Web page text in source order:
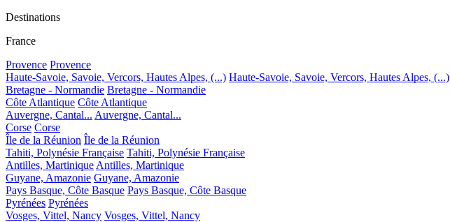
Destinations
France
Provence Provence
Haute-Savoie, Savoie, Vercors, Hautes Alpes, (...) Haute-Savoie, Savoie, Vercors, Hautes Alpes, (...)
Bretagne - Normandie Bretagne - Normandie
Côte Atlantique Côte Atlantique
Auvergne, Cantal... Auvergne, Cantal...
Corse Corse
Île de la Réunion Île de la Réunion
Tahiti, Polynésie Française Tahiti, Polynésie Française
Antilles, Martinique Antilles, Martinique
Guyane, Amazonie Guyane, Amazonie
Pays Basque, Côte Basque Pays Basque, Côte Basque
Pyrénées Pyrénées
Vosges, Vittel, Nancy Vosges, Vittel, Nancy